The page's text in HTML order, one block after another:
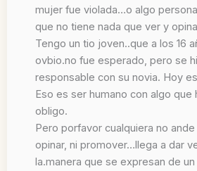
mujer fue violada…o algo
que no tiene nada que ver y
Tengo un tio joven..que a los 16
ovbio.no fue esperado, pero se
responsable con su novia. Hoy
Eso es ser humano con algo que
obligo.
Pero porfavor cualquiera no
opinar, ni promover…llega a dar
la.manera que se expresan de